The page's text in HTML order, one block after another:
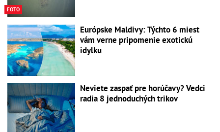
FOTO
Európske Maldivy: Týchto 6 miest
vám verne pripomenie exotickú
idylku
Neviete zaspať pre horúčavy? Vedci
radia 8 jednoduchých trikov